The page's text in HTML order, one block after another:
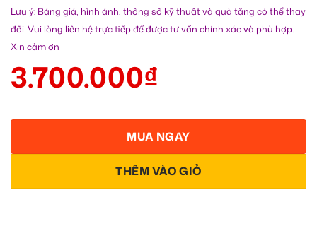
Lưu ý: Bảng giá, hình ảnh, thông số kỹ thuật và quà tặng có thể thay
đổi. Vui lòng liên hệ trực tiếp để được tư vấn chính xác và phù hợp.
Xin cảm ơn
3.700.000₫
THÊM VÀO GIỎ
MUA NGAY